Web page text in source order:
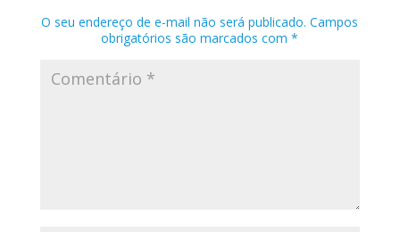
O seu endereço de e-mail não será publicado. Campos
obrigatórios são marcados com*